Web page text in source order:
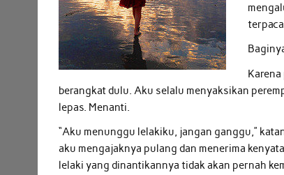
berangkat dulu. Aku selalu menyaksikan
lepas. Menanti.
“Aku menunggu lelakiku, jangan ganggu,”
aku mengajaknya pulang dan menerima
lelaki yang dinantikannya tidak akan pernah